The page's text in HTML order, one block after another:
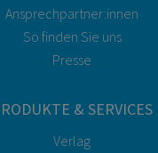
Ansprechpartner:innen
So finden Sie uns
Presse
& SERVICES
Verlag